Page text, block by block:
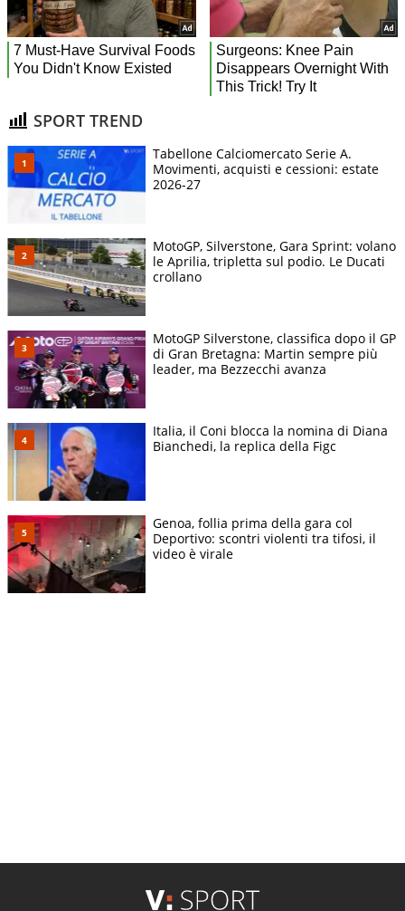
SPORT TREND
Tabellone Calciomercato Serie A.
Movimenti, acquisti e cessioni: estate
2026-27
MotoGP, Silverstone, Gara Sprint: volano
le Aprilia, tripletta sul podio. Le Ducati
crollano
MotoGP Silverstone, classifica dopo il GP
di Gran Bretagna: Martin sempre più
leader, ma Bezzecchi avanza
Italia, il Coni blocca la nomina di Diana
Bianchedi, la replica della Figc
Genoa, follia prima della gara col
Deportivo: scontri violenti tra tifosi, il
video è virale